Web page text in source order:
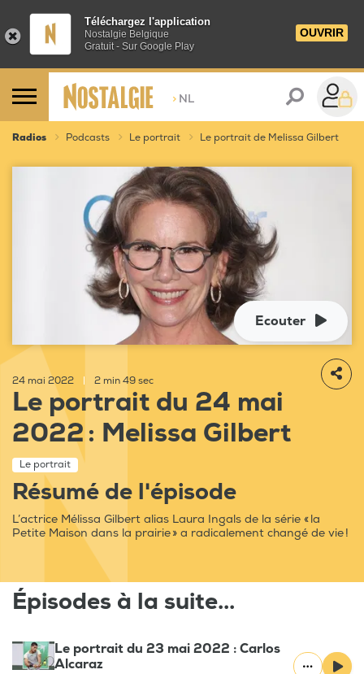
Téléchargez l'application
Nostalgie Belgique
Gratuit - Sur Google Play
OUVRIR
> NL
Radios Podcasts Le portrait Le portrait de Melissa Gilbert
Ecouter
24 mai 2022 2 min 49 sec
Le portrait du 24 mai
2022 : Melissa Gilbert
Le portrait
Résumé de l'épisode
L’actrice Mélissa Gilbert alias Laura Ingals de la série « la
Petite Maison dans la prairie » a radicalement changé de vie !
Épisodes à la suite...
Le portrait du 23 mai 2022 : Carlos
Alcaraz